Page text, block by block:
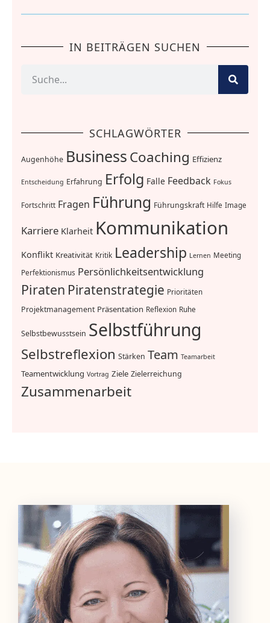
IN BEITRÄGEN SUCHEN
SCHLAGWÖRTER
Augenhöhe BusinessCoaching Effizienz
Entscheidung Erfahrung Erfolg Falle Feedback Fokus
Fortschritt Fragen Führung Führungskraft Hilfe Image
Karriere Klarheit Kommunikation
Konflikt Kreativität Kritik Leadership Lernen Meeting
Perfektionismus Persönlichkeitsentwicklung
Piraten Piratenstrategie Prioritäten
Projektmanagement Präsentation Reflexion Ruhe
Selbstbewusstsein Selbstführung
Selbstreflexion Stärken Team Teamarbeit
Teamentwicklung Vortrag Ziele Zielerreichung
Zusammenarbeit